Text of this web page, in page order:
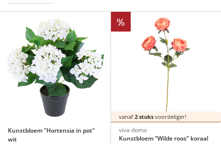
Kunstbloem "Hortensia in pot"
wit
%
vanaf 2 stuksvoordeliger!
viva domo
Kunstbloem “Wilde roos” koraal